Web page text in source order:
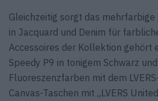
Gleichzeitig sorgt das mehrfarbige
in Jacquard und Denim für
Accessoires der Kollektion gehört
Speedy P9 in tonigem Schwarz
Fluoreszenzfarben mit dem
Canvas-Taschen mit „LVERS